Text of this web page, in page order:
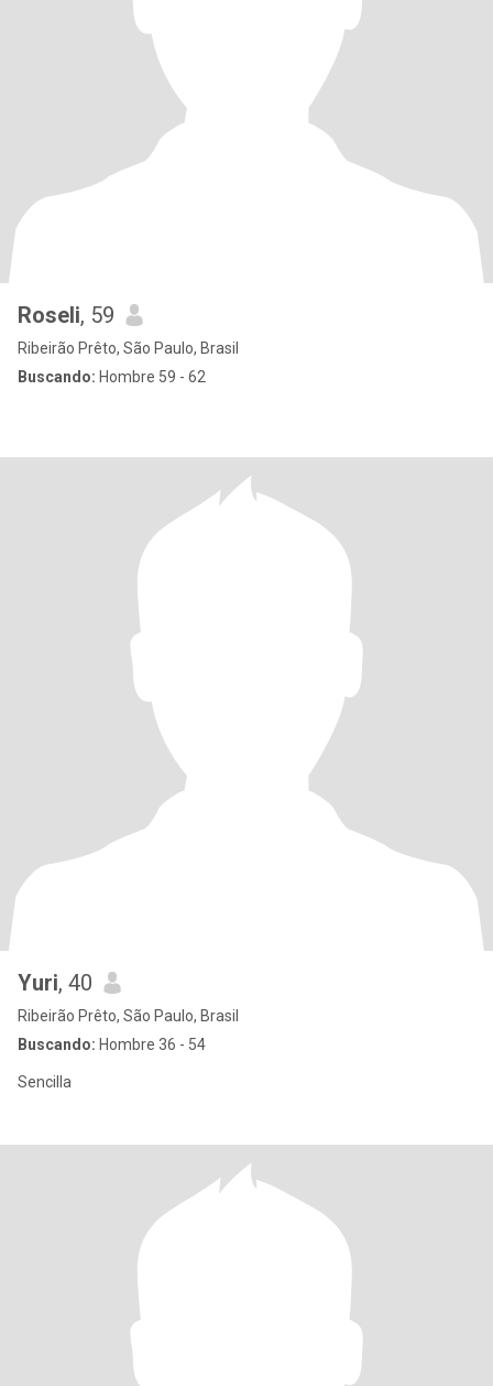
Roseli, 59
Ribeirão Prêto, São Paulo, Brasil
Buscando: Hombre 59 - 62
Yuri, 40
Ribeirão Prêto, São Paulo, Brasil
Buscando: Hombre 36 - 54
Sencilla